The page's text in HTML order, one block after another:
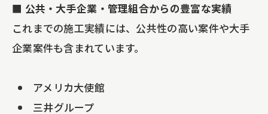
■ 公共・大手企業・管理組合からの豊富な実績
これまでの施工実績には、公共性の高い案件や大手
企業案件も含まれています。
アメリカ大使館
三井グループ